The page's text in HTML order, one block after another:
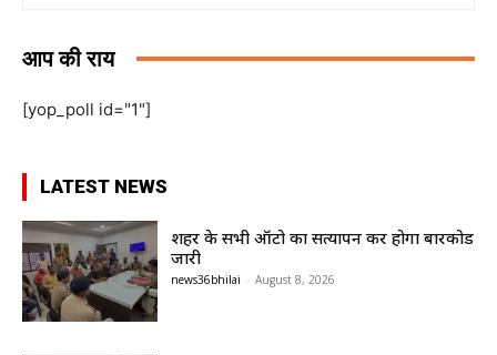
आप की राय
[yop_poll id="1"]
LATEST NEWS
शहर के सभी ऑटो का सत्यापन कर होगा बारकोड
जारी
news36bhilai - August 8, 2026